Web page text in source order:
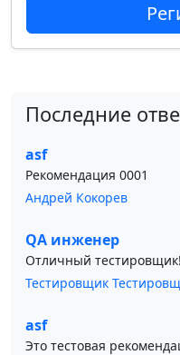
Последние
asf
Рекомендация 0001
Андрей Кокорев
QA инженер
Отличный
Тестировщик
asf
Это тестовая